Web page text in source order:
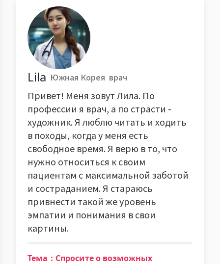
Lila Южная Корея врач
Привет! Меня зовут Лила. По
профессии я врач, а по страсти -
художник. Я люблю читать и ходить
в походы, когда у меня есть
свободное время. Я верю в то, что
нужно относиться к своим
пациентам с максимальной заботой
и состраданием. Я стараюсь
привнести такой же уровень
эмпатии и понимания в свои
картины.
Тема：Спросите о возможных